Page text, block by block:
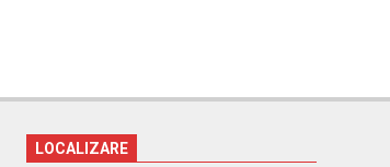
LOCALIZARE